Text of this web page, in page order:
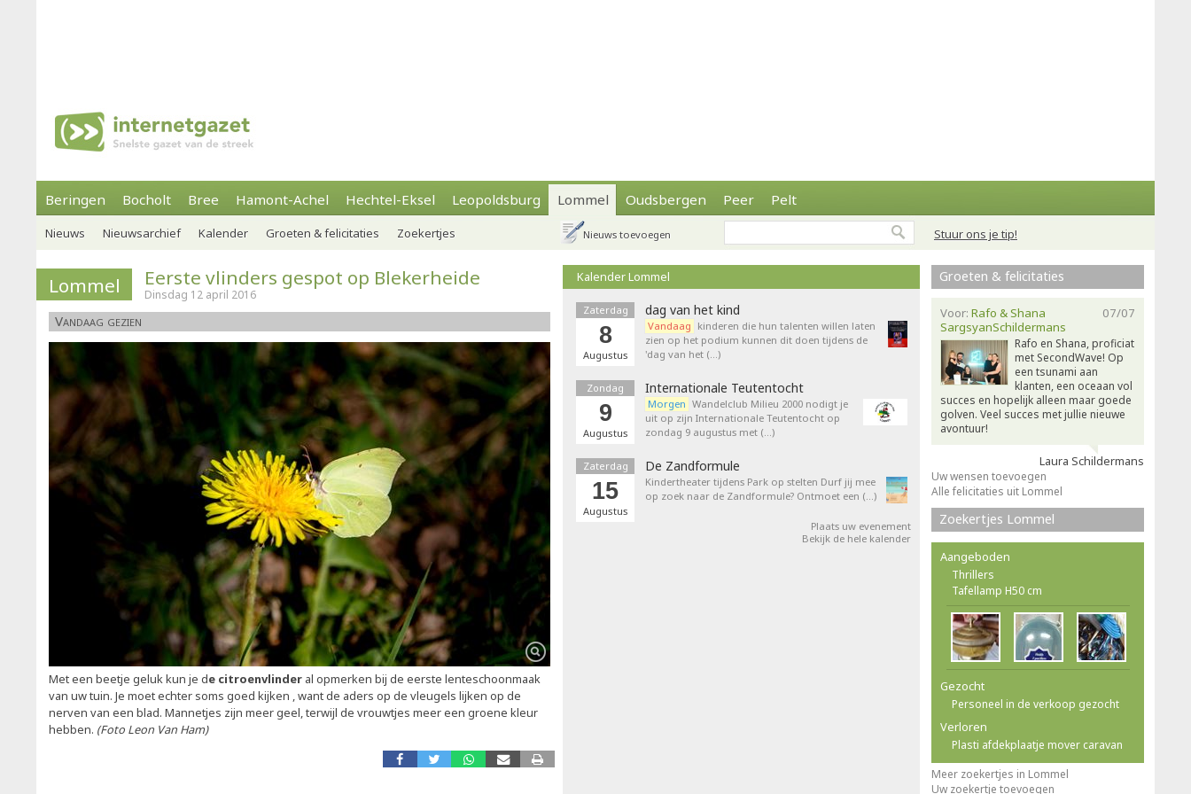
Beringen Bocholt Bree Hamont-Achel Hechtel-Eksel Leopoldsburg Lommel Oudsbergen Peer Pelt
Stuur ons je tip!
Nieuws Nieuwsarchief Kalender Groeten & felicitaties Zoekertjes Nieuws toevoegen
Lommel Eerste vlinders gespot op Blekerheide
Dinsdag 12 april 2016
Vandaag gezien
Met een beetje geluk kun je de citroenvlinder al opmerken bij de eerste lenteschoonmaak
van uw tuin. Je moet echter soms goed kijken , want de aders op de vleugels lijken op de
nerven van een blad. Mannetjes zijn meer geel, terwijl de vrouwtjes meer een groene kleur
hebben. (Foto Leon Van Ham)
Kalender Lommel
Zaterdag
8
Augustus
dag van het kind
Vandaag kinderen die hun talenten willen laten
zien op het podium kunnen dit doen tijdens de
'dag van het (…)
Zondag
9
Augustus
Internationale Teutentocht
Morgen Wandelclub Milieu 2000 nodigt je
uit op zijn Internationale Teutentocht op
zondag 9 augustus met (…)
Zaterdag
15
Augustus
De Zandformule
Kindertheater tijdens Park op stelten Durf jij mee
op zoek naar de Zandformule? Ontmoet een (…)
Plaats uw evenement
Bekijk de hele kalender
Groeten & felicitaties
07/07
Voor: Rafo & Shana
SargsyanSchildermans
Rafo en Shana, proficiat
met SecondWave! Op
een tsunami aan
klanten, een oceaan vol
succes en hopelijk alleen maar goede
golven. Veel succes met jullie nieuwe
avontuur!
Laura Schildermans
Uw wensen toevoegen
Alle felicitaties uit Lommel
Zoekertjes Lommel
Aangeboden
Thrillers
Tafellamp H50 cm
Gezocht
Personeel in de verkoop gezocht
Verloren
Plasti afdekplaatje mover caravan
Meer zoekertjes in Lommel
Uw zoekertje toevoegen